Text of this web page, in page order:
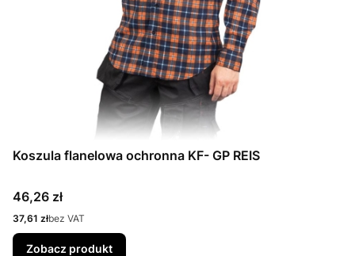
Koszula flanelowa ochronna KF- GP REIS
Cena
46,26 zł
Cena
37,61 złbez VAT
Zobacz produkt